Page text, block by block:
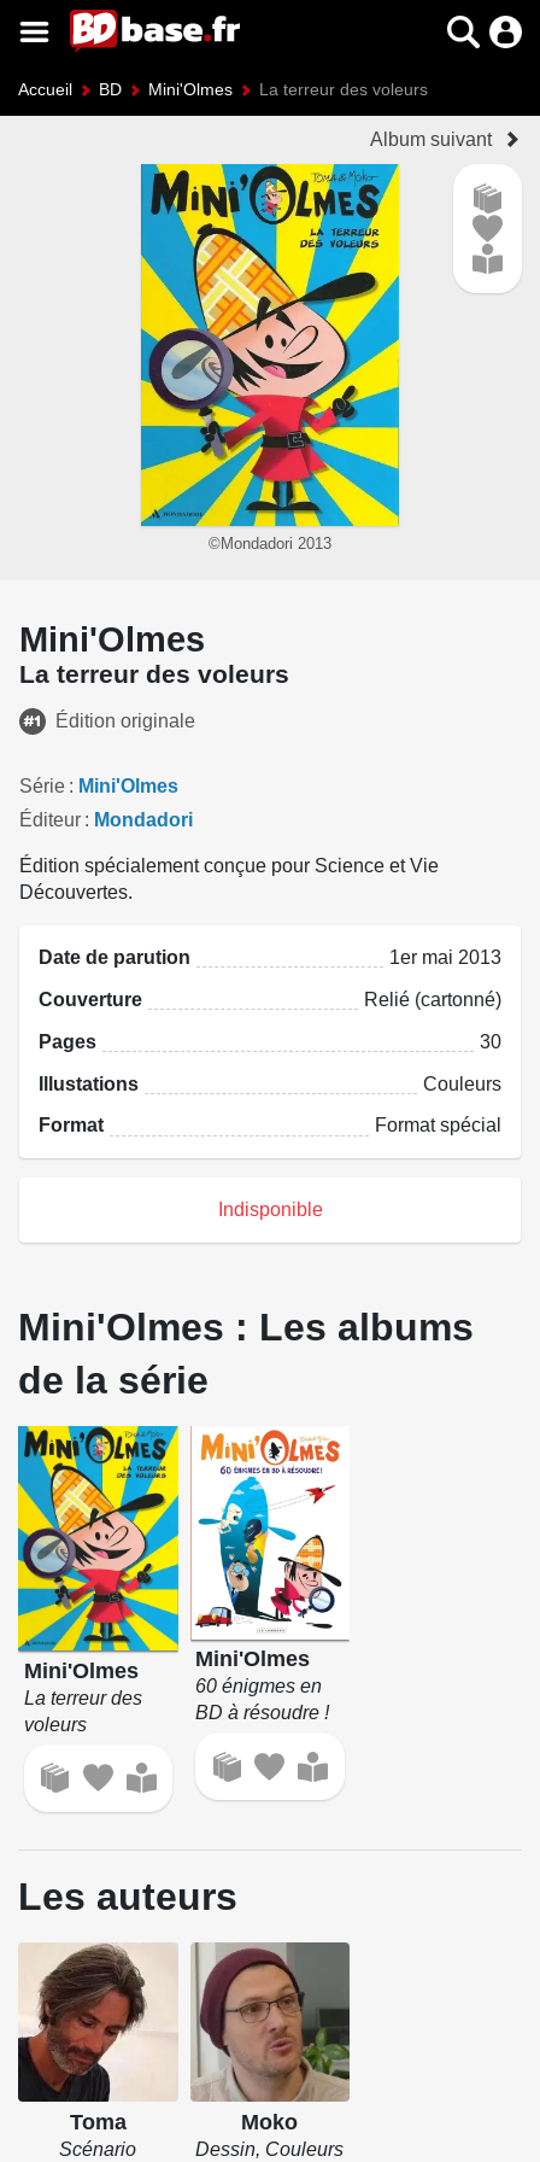
Accueil BD Mini'Olmes La terreur des voleurs
Album suivant
©Mondadori 2013
Mini'Olmes
La terreur des voleurs
Édition originale
Série
Mini'Olmes
Éditeur
Mondadori
Édition spécialement conçue pour Science et Vie
Découvertes.
Date de parution 1er mai 2013
Couverture Relié (cartonné)
Pages 30
Illustations Couleurs
Format Format spécial
Indisponible
Mini'Olmes : Les albums
de la série
Mini'Olmes
La terreur des
voleurs
Mini'Olmes
60 énigmes en
BD à résoudre !
Les auteurs
Toma
Scénario
Moko
Dessin, Couleurs